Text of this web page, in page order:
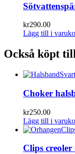
kr290.00
Lägg till i
Också köpt
Choker
kr250.00
Lägg till i
Clips